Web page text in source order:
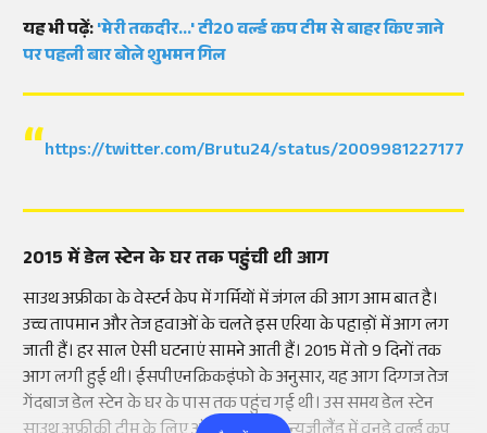
यह भी पढ़ें:'मेरी तकदीर...' टी20 वर्ल्ड कप टीम से बाहर किए जाने
पर पहली बार बोले शुभमन गिल
https://twitter.com/Brutu24/status/
2015 में डेल स्टेन के घर तक पहुंची थी आग
साउथ अफ्रीका के वेस्टर्न केप में गर्मियों में जंगल की आग आम बात है।
उच्च तापमान और तेज हवाओं के चलते इस एरिया के पहाड़ों में आग लग
जाती हैं। हर साल ऐसी घटनाएं सामने आती हैं। 2015 में तो 9 दिनों तक
आग लगी हुई थी। ईसपीएनक्रिकइंफो के अनुसार, यह आग दिग्गज तेज
गेंदबाज डेल स्टेन के घर के पास तक पहुंच गई थी। उस समय डेल स्टेन